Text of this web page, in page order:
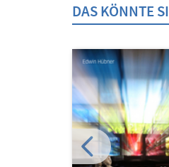
DAS KÖNNTE